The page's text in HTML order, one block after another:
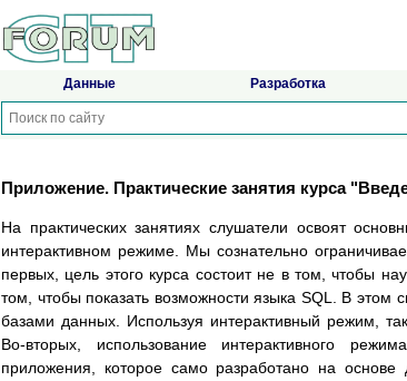
Данные Разработка
Приложение. Практические занятия курса
На практических занятиях слушатели освоят
интерактивном режиме. Мы сознательно
первых, цель этого курса состоит не в том, чтобы
том, чтобы показать возможности языка SQL. В
базами данных. Используя интерактивный режим,
Во-вторых, использование интерактивного
приложения, которое само разработано на